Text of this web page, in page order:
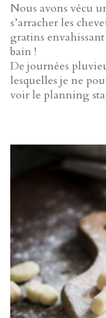
Nous avons vécu
s’arracher les
gratins
bain !
De journées
lesquelles je ne
voir le planning